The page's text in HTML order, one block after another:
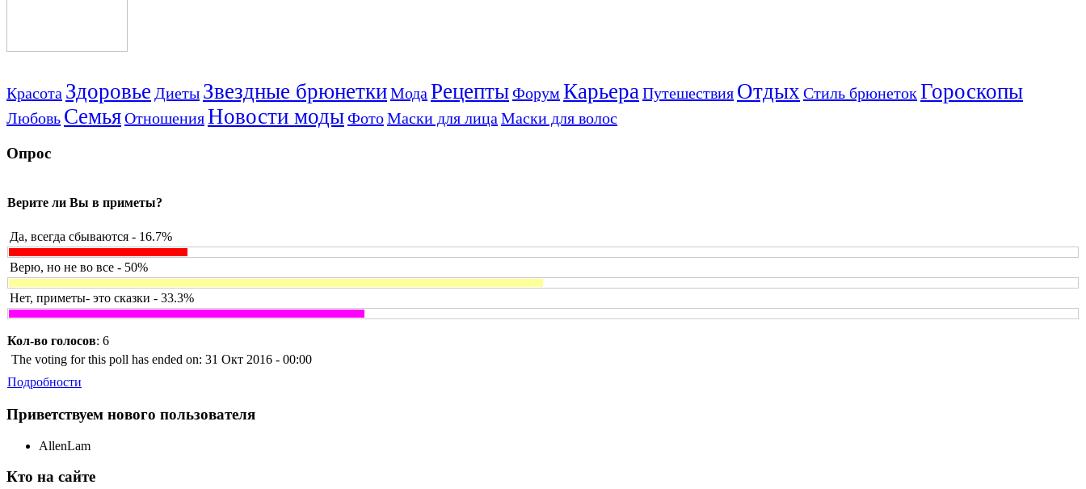
Красота Здоровье Диеты Звездные брюнеткиМода РецептыФорум КарьераПутешествия ОтдыхСтиль брюнетокГороскопы
Любовь СемьяОтношенияНовости модыФотоМаски для лица Маски для волос
Опрос
Верите ли Вы в приметы?
Да, всегда сбываются - 16.7%
Верю, но не во все - 50%
Нет, приметы- это сказки - 33.3%
Кол-во голосов: 6
The voting for this poll has ended on: 31 Окт 2016 - 00:00
Подробности
Приветствуем нового пользователя
AllenLam
Кто на сайте